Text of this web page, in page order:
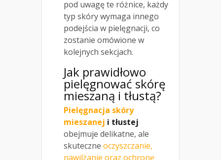
pod uwagę te różnice, każdy
typ skóry wymaga innego
podejścia w pielęgnacji, co
zostanie omówione w
kolejnych sekcjach.
Jak prawidłowo
pielęgnować skórę
mieszaną i tłustą?
Pielęgnacja skóry
mieszanej i tłustej
obejmuje delikatne, ale
skuteczne oczyszczanie,
nawilżanie oraz ochronę